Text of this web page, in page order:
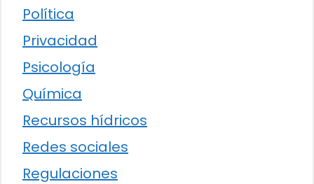
Política
Privacidad
Psicología
Química
Recursos hídricos
Redes sociales
Regulaciones